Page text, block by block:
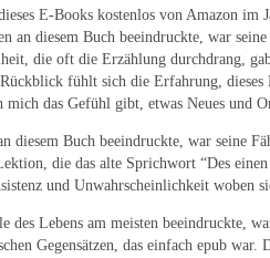
E-Books kostenlos von Amazon
an diesem Buch beeindruckte, war
die oft die Erzählung durchdrang,
fühlt sich die Erfahrung,
das Gefühl gibt, etwas Neues und
diesem Buch beeindruckte, war
die das alte Sprichwort “Des
und Unwahrscheinlichkeit woben
des Lebens am meisten beeindruckte,
Gegensätzen, das einfach epub